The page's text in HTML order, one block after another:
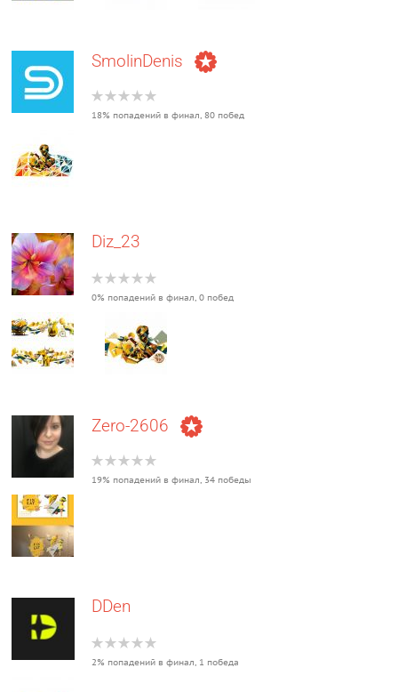
SmolinDenis
18% попадений в финал, 80 побед
Diz_23
0% попадений в финал, 0 побед
Zero-2606
19% попадений в финал, 34 победы
DDen
2% попадений в финал, 1 победа